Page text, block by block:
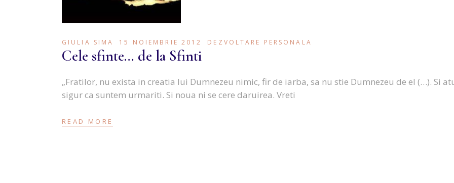
GIULIA SIMA 15 NOIEMBRIE 2012 DEZVOLTARE PERSONALA
Cele sfinte… de la Sfinti
„Fratilor, nu exista in creatia lui Dumnezeu nimic, fir de iarba, sa nu stie Dumnezeu de el (…). Si
sigur ca suntem urmariti. Si noua ni se cere daruirea. Vreti
READ MORE